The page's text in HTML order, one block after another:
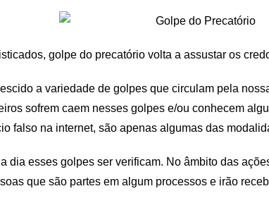
golpe do precatório volta a assustar os
a variedade de golpes que circulam pela
sofrem caem nesses golpes e/ou conhecem
falso na internet, são apenas algumas das
dia esses golpes ser verificam. No âmbito das
que são partes em algum processos e irão